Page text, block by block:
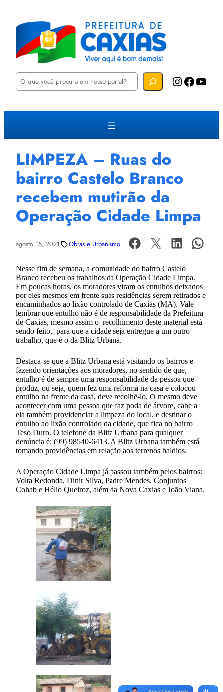
P
u
a
Instagram Facebook YouTube
LIMPEZA – Ruas do
bairro Castelo Branco
recebem mutirão da
Operação Cidade Limpa
agosto 15, 2021 Obras e Urbanismo
Nesse fim de semana, a comunidade do bairro Castelo
Branco recebeu os trabalhos da Operação Cidade Limpa.
Em poucas horas, os moradores viram os entulhos deixados
por eles mesmos em frente suas residências serem retirados e
encaminhados ao lixão controlado de Caxias (MA). Vale
lembrar que entulho não é de responsabilidade da Prefeitura
de Caxias, mesmo assim o recolhimento deste material está
sendo feito, para que a cidade seja entregue a um outro
trabalho, que é o da Blitz Urbana.
Destaca-se que a Blitz Urbana está visitando os bairros e
fazendo orientações aos moradores, no sentido de que,
entulho é de sempre uma responsabilidade da pessoa que
produz, ou seja, quem fez uma reforma na casa e colocou
entulho na frente da casa, deve recolhê-lo. O mesmo deve
acontecer com uma pessoa que faz poda de árvore, cabe a
ela também providenciar a limpeza do local, e destinar o
entulho ao lixão controlado da cidade, que fica no bairro
Teso Duro. O telefone da Blitz Urbana para qualquer
denúncia é: (99) 98540-6413. A Blitz Urbana também está
tomando providências em relação aos terrenos baldios.
A Operação Cidade Limpa já passou também pelos bairros:
Volta Redonda, Dinir Silva, Padre Mendes, Conjuntos
Cohab e Hélio Queiroz, além da Nova Caxias e João Viana.